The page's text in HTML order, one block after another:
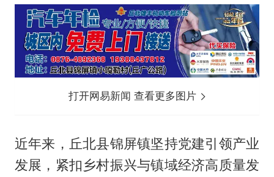
打开网易新闻 查看更多图片
近年来，丘北县锦屏镇坚持党建引领产业
发展，紧扣乡村振兴与镇域经济高质量发